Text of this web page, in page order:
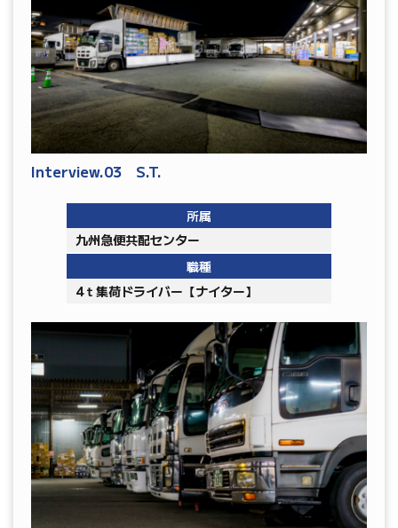
Interview.03 S.T.
所属
九州急便共配センター
職種
4ｔ集荷ドライバー【ナイター】